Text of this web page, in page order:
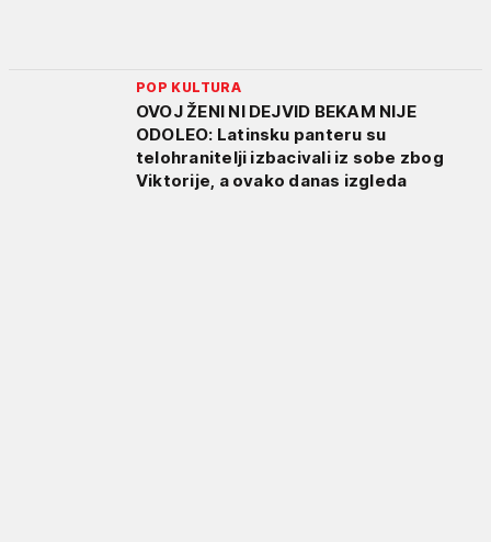
POP KULTURA
OVOJ ŽENI NI DEJVID BEKAM NIJE
ODOLEO: Latinsku panteru su
telohranitelji izbacivali iz sobe zbog
Viktorije, a ovako danas izgleda